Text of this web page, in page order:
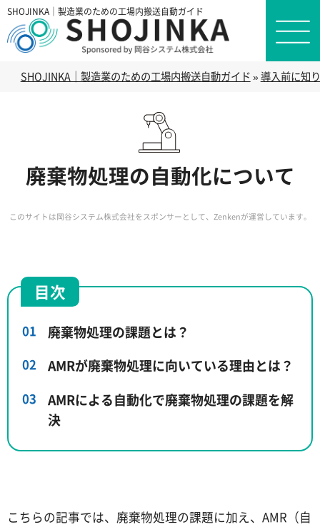
SHOJINKA｜製造業のための工場内搬送自動ガイド
SHOJINKA｜製造業のための工場内搬送自動ガイド»導入前に知
廃棄物処理の自動化について
このサイトは岡谷システム株式会社をスポンサーとして、Zenkenが運営しています。
目次
廃棄物処理の課題とは？
AMRが廃棄物処理に向いている理由とは？
AMRによる自動化で廃棄物処理の課題を解
決
こちらの記事では、廃棄物処理の課題に加え、AMR（自